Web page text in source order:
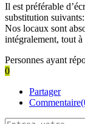
Il est préférable
substitution suivants:
Nos locaux sont
intégralement, tout
Personnes ayant
0
Partager